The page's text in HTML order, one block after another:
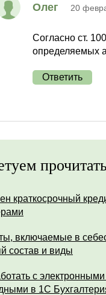
Олег 20
Согласно ст.
определяемых
Ответить
прочитать
краткосрочный
включаемые в
состав и виды
с
в 1С